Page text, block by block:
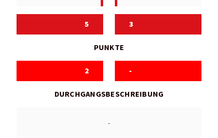
5 3
PUNKTE
2 -
DURCHGANGSBESCHREIBUNG
-